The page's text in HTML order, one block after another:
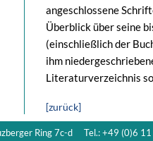
angeschlossene
Überblick über seine
(einschließlich der
ihm
Literaturverzeichnis
[zurück]
Ring 7c-d
Tel.: +49 (0)6